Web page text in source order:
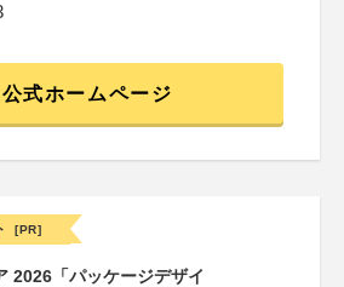
公式ホームページ
[PR]
2026「パッケージデザイ